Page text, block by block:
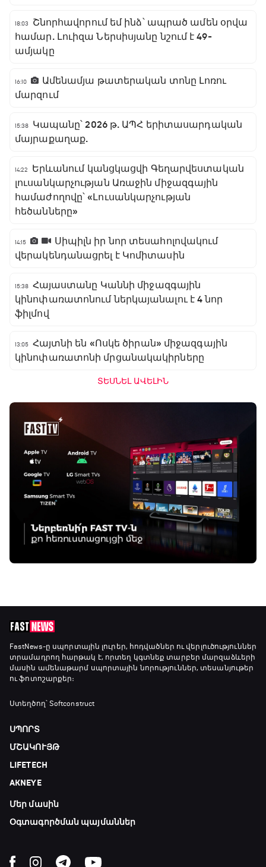
18:03
Շնորհավորում եմ ինձ՝ ապրած ամեն օրվա
համար. Լուիզա Ներսիսյանը նշում է 49-
ամյակը
16:10
Ամենամյա թատերական տոնը Լոռու
մարզում
15:38
Կապանը՝ 2026 թ. ԱՊՀ երիտասարդական
մայրաքաղաք.
14:22
Երևանում կանցկացվի Գեղարվեստական
լուսանկարչության Առաջին միջազգային
համաժողովը՝ «Լուսանկարչության
հեծանները»
14:15
Սիպիլն իր նոր տեսահոլովակում
վերակենդանացրել է Կոմիտասին
15:38 Հայաստանը Կաննի միջազգային
կինոփառատոնում ներկայանալու է 4 նոր
ֆիլմով
13:05 Հայտնի են «Ոսկե ծիրան» միջազգային
կինոփառատոնի մրցանակակիրները
ՏԵՍՆԵԼ ԱՎԵԼԻՆ
FastNews-ը սպորտային լուրեր, հոդվածներ ու վերլուծություններ
տրամադրող հարթակ է, որտեղ կգտնեք տարբեր մարզաձևերի
մասին ամենաթարմ սպորտային նորություններ, տեսանյութեր
ու ֆոտոշարքեր։
Ստեղծող՝ Softconstruct
ՍՊՈՐՏ
ՄՇԱԿՈՒՅԹ
LIFETECH
AKNEYE
Մեր մասին
Օգտագործման պայմաններ